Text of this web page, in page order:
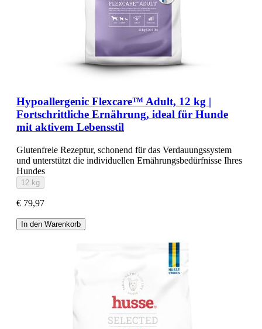
Hypoallergenic Flexcare™ Adult, 12 kg |
Fortschrittliche Ernährung, ideal für Hunde
mit aktivem Lebensstil
Glutenfreie Rezeptur, schonend für das Verdauungssystem
und unterstützt die individuellen Ernährungsbedürfnisse Ihres
Hundes
12 kg
€ 79,97
In den Warenkorb